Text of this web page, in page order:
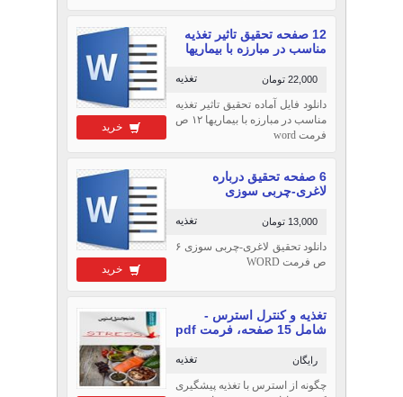
خرید
12 صفحه تحقیق تاثیر تغذیه
مناسب در مبارزه با بیماریها
تغذیه 22,000 تومان
دانلود فایل آماده تحقیق تاثیر تغذیه
مناسب در مبارزه با بیماریها ۱۲ ص
فرمت word
خرید
6 صفحه تحقیق درباره
لاغری-چربی سوزی
تغذیه 13,000 تومان
دانلود تحقیق لاغری-چربی سوزی ۶
ص فرمت WORD
تغذیه و کنترل استرس -
شامل 15 صفحه، فرمت pdf
تغذیه رایگان
چگونه از استرس با تغذیه پیشگیری